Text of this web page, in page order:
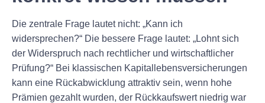
Die zentrale Frage lautet nicht: „Kann ich
widersprechen?“ Die bessere Frage lautet: „Lohnt sich
der Widerspruch nach rechtlicher und wirtschaftlicher
Prüfung?“ Bei klassischen Kapitallebensversicherungen
kann eine Rückabwicklung attraktiv sein, wenn hohe
Prämien gezahlt wurden, der Rückkaufswert niedrig war